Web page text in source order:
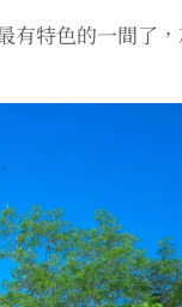
有特色的一間了